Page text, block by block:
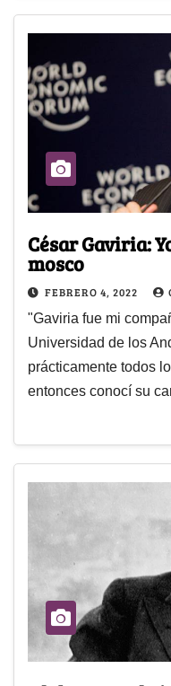
César Gaviria:
mosco
FEBRERO 4, 2022
"Gaviria fue mi
Universidad de los
prácticamente todos
entonces conocí su